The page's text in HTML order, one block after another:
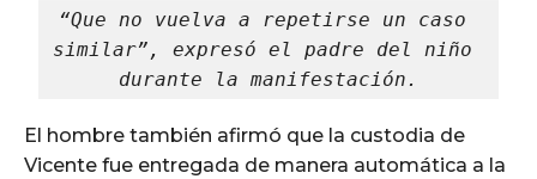
“Que no vuelva a repetirse un caso
similar”, expresó el padre del niño
durante la manifestación.
El hombre también afirmó que la custodia de
Vicente fue entregada de manera automática a la